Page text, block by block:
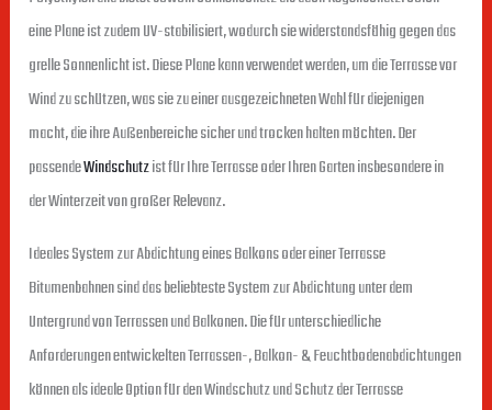
eine Plane ist zudem UV-stabilisiert, wodurch sie widerstandsfähig gegen das
grelle Sonnenlicht ist. Diese Plane kann verwendet werden, um die Terrasse vor
Wind zu schützen, was sie zu einer ausgezeichneten Wahl für diejenigen
macht, die ihre Außenbereiche sicher und trocken halten möchten. Der
passendeWindschutzist für Ihre Terrasse oder Ihren Garten insbesondere in
der Winterzeit von großer Relevanz.
Ideales System zur Abdichtung eines Balkons oder einer Terrasse
Bitumenbahnen sind das beliebteste System zur Abdichtung unter dem
Untergrund von Terrassen und Balkonen. Die für unterschiedliche
Anforderungen entwickelten Terrassen-, Balkon- & Feuchtbodenabdichtungen
können als ideale Option für den Windschutz und Schutz der Terrasse